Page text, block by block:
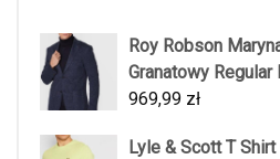
Roy Robson
Granatowy Regular
969,99 zł
Lyle & Scott T